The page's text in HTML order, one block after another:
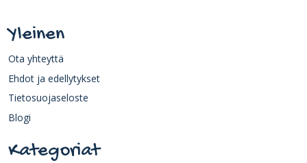
Yleinen
Ota yhteyttä
Ehdot ja edellytykset
Tietosuojaseloste
Blogi
Kategoriat